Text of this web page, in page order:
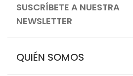
SUSCRÍBETE A NUESTRA
NEWSLETTER
QUIÉN SOMOS